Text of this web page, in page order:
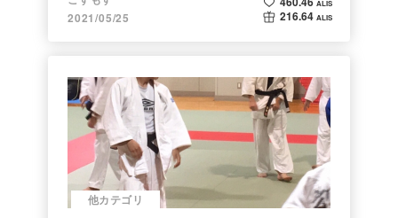
2021/05/25
ALIS
216.64 ALIS
他カテゴリ